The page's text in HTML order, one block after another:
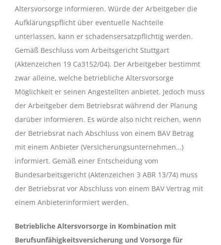
Altersvorsorge informieren. Würde der Arbeitgeber die
Aufklärungspflicht über eventuelle Nachteile
unterlassen, kann er schadensersatzpflichtig werden.
Gemäß Beschluss vom Arbeitsgericht Stuttgart
(Aktenzeichen 19 Ca3152/04). Der Arbeitgeber bestimmt
zwar alleine, welche betriebliche Altersvorsorge
Möglichkeit er seinen Angestellten anbietet. Jedoch muss
der Arbeitgeber dem Betriebsrat während der Planung
darüber informieren. Es würde also nicht reichen, wenn
der Betriebsrat nach Abschluss von einem BAV Betrag
mit einem Anbieter (Versicherungsunternehmen…)
informiert. Gemäß einer Entscheidung vom
Bundesarbeitsgericht (Aktenzeichen 3 ABR 13/74) muss
der Betriebsrat vor Abschluss von einem BAV Vertrag mit
einem Anbieterinformiert werden.
Betriebliche Altersvorsorge in Kombination mit
Berufsunfähigkeitsversicherung und Vorsorge für